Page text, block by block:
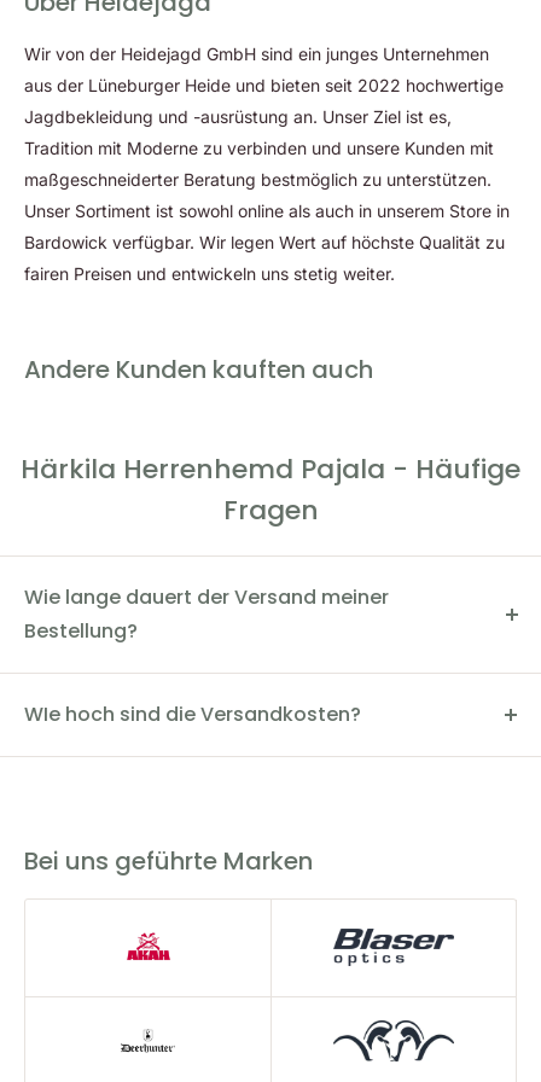
Abnäher
Kragen mit versteckten Knöpfen
Wir von der Heidejagd GmbH sind ein junges Unternehmen
aus der Lüneburger Heide und bieten seit 2022 hochwertige
Jagdbekleidung und -ausrüstung an. Unser Ziel ist es,
Tradition mit Moderne zu verbinden und unsere Kunden mit
maßgeschneiderter Beratung bestmöglich zu unterstützen.
Unser Sortiment ist sowohl online als auch in unserem Store in
Bardowick verfügbar. Wir legen Wert auf höchste Qualität zu
fairen Preisen und entwickeln uns stetig weiter.
Andere Kunden kauften auch
Härkila Herrenhemd Pajala - Häufige
Fragen
Wie lange dauert der Versand meiner
Bestellung?
Der Versand dauert in der Regel 2-4 Werktage. Du
kannst den Status deiner Bestellung über die
WIe hoch sind die Versandkosten?
Die Versandkosten innerhalb Deutschlands betragen
Bei uns geführte Marken